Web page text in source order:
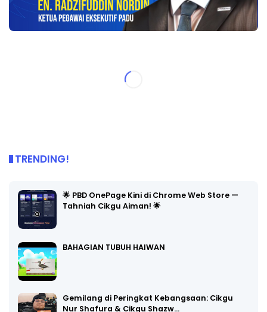
TRENDING!
🌟 PBD OnePage Kini di Chrome Web Store —
Tahniah Cikgu Aiman! 🌟
BAHAGIAN TUBUH HAIWAN
Gemilang di Peringkat Kebangsaan: Cikgu
Nur Shafura & Cikgu Shazw…